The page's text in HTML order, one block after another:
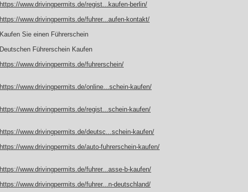
https://www.drivingpermits.de/regist...kaufen-berlin/
https://www.drivingpermits.de/fuhrer...aufen-kontakt/
Kaufen Sie einen Führerschein
Deutschen Führerschein Kaufen
https://www.drivingpermits.de/fuhrerschein/
https://www.drivingpermits.de/online...schein-kaufen/
https://www.drivingpermits.de/regist...schein-kaufen/
https://www.drivingpermits.de/deutsc...schein-kaufen/
https://www.drivingpermits.de/auto-fuhrerschein-kaufen/
https://www.drivingpermits.de/fuhrer...asse-b-kaufen/
https://www.drivingpermits.de/fuhrer...n-deutschland/